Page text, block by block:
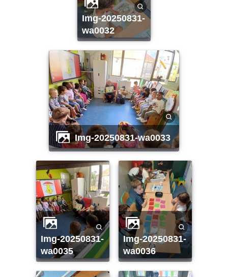
img-20250831-
wa0032
img-20250831-wa0033
img-20250831-
wa0035
img-20250831-
wa0036